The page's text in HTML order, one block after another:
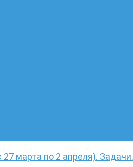
27 марта по 2 апреля). Задачи.